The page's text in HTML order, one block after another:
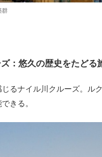
群
：悠久の歴史をたどる
るナイル川クルーズ。ル
きる。